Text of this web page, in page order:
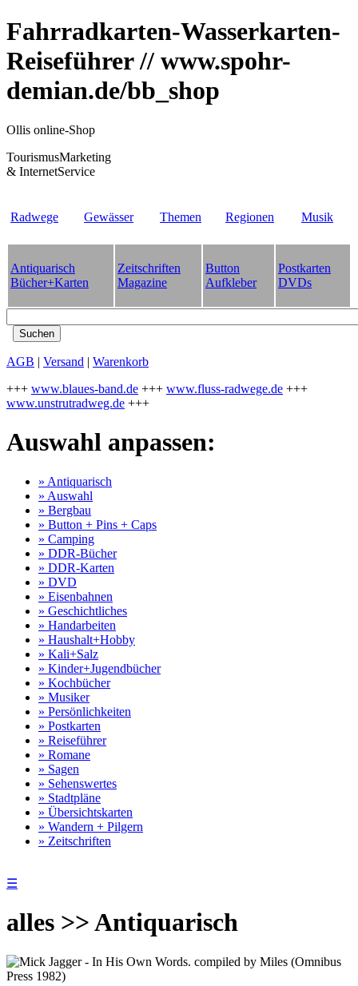
Fahrradkarten-Wasserkarten-
Reiseführer // www.spohr-
demian.de/bb_shop
Ollis online-Shop
TourismusMarketing
& InternetService
Radwege Gewässer Themen Regionen Musik
Antiquarisch
Bücher+Karten
Zeitschriften
Magazine
Button
Aufkleber
Postkarten
DVDs
AGB | Versand | Warenkorb
+++ www.blaues-band.de +++ www.fluss-radwege.de +++
www.unstrutradweg.de +++
Auswahl anpassen:
» Antiquarisch
» Auswahl
» Bergbau
» Button + Pins + Caps
» Camping
» DDR-Bücher
» DDR-Karten
» DVD
» Eisenbahnen
» Geschichtliches
» Handarbeiten
» Haushalt+Hobby
» Kali+Salz
» Kinder+Jugendbücher
» Kochbücher
» Musiker
» Persönlichkeiten
» Postkarten
» Reiseführer
» Romane
» Sagen
» Sehenswertes
» Stadtpläne
» Übersichtskarten
» Wandern + Pilgern
» Zeitschriften
☰
alles >> Antiquarisch